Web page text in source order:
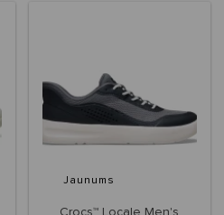
Jaunums
Crocs™ Locale Men's